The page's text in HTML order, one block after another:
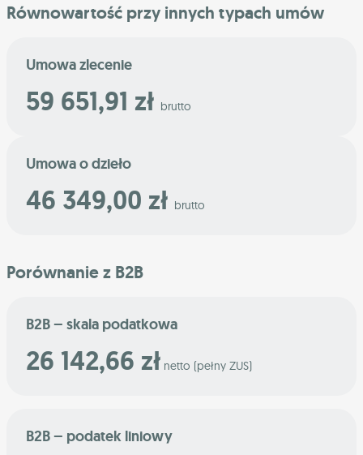
Równowartość przy innych typach umów
Umowa zlecenie
59 651,91 zł brutto
Umowa o dzieło
46 349,00 zł brutto
Porównanie z B2B
B2B – skala podatkowa
26 142,66 zł netto (pełny ZUS)
B2B – podatek liniowy